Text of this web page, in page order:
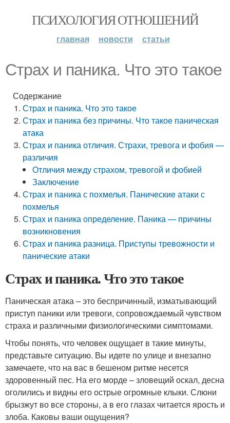
ПСИХОЛОГИЯ ОТНОШЕНИЙ
главная новости статьи
Страх и паника. Что это такое
Содержание
Страх и паника. Что это такое
Страх и паника без причины. Что такое паническая
атака
Страх и паника отличия. Страхи, тревога и фобия —
различия
Отличия между страхом, тревогой и фобией
Заключение
Страх и паника с похмелья. Панические атаки с
похмелья
Страх и паника определение. Паника — причины
возникновения
Страх и паника разница. Приступы тревожности и
панические атаки
Страх и паника. Что это такое
Паническая атака – это беспричинный, изматывающий
приступ паники или тревоги, сопровождаемый чувством
страха и различными физиологическими симптомами.
Чтобы понять, что человек ощущает в такие минуты,
представьте ситуацию. Вы идете по улице и внезапно
замечаете, что на вас в бешеном ритме несется
здоровенный пес. На его морде – зловещий оскал, десна
оголились и видны его острые огромные клыки. Слюни
брызжут во все стороны, а в его глазах читается ярость и
злоба. Каковы ваши ощущения?